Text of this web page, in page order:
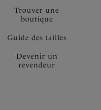
Trouver une
boutique
Guide des tailles
Devenir un
revendeur